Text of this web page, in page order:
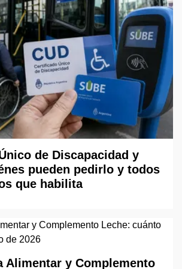
de Discapacidad y
pueden pedirlo y todos
que habilita
Alimentar y Complemento